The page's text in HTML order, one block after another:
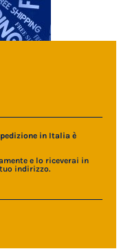
in Italia è
e lo riceverai in
indirizzo.